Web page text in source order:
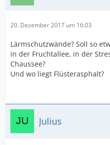
20. Dezember 2017 um 16:03
Lärmschutzwände? Soll so
in der Fruchtallee, in der
Chaussee?
Und wo liegt Flüsterasphalt?
Julius